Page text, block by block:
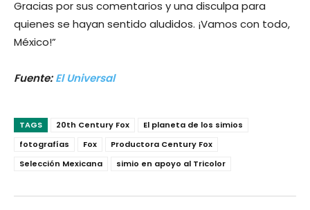
Gracias por sus comentarios y una disculpa para
quienes se hayan sentido aludidos. ¡Vamos con todo,
México!”
Fuente:El Universal
TAGS 20th Century Fox
El planeta de los simios
fotografías
Fox
Productora Century Fox
Selección Mexicana
simio en apoyo al Tricolor